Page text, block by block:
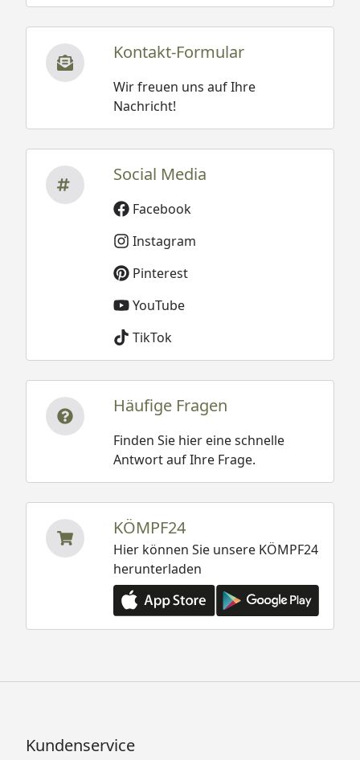
Kontakt-Formular
Wir freuen uns auf Ihre
Nachricht!
Social Media
Facebook
Instagram
Pinterest
YouTube
TikTok
Häufige Fragen
Finden Sie hier eine schnelle
Antwort auf Ihre Frage.
KÖMPF24
Hier können Sie unsere KÖMPF24
herunterladen
Kundenservice